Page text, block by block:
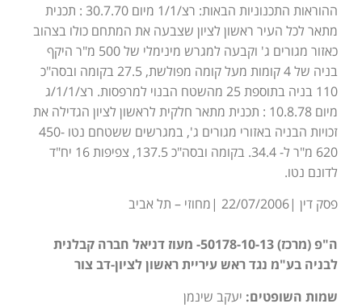
ההוראות התכנוניות הבאות: רצ/1/1 מיום 30.7.70 : תכנית
מתאר לכל העיר ראשון לציון שצבעה את המתחם כולו בצהוב
כאזור מגורים ג' וקבעה למגרש מינימלי של 500 מ"ר היקף
בניה של 4 קומות מעל קומה מפולשת, 27.5 בקומה ובסה"כ
110 בניה בתוספת 25 מהשטח הבנוי למרפסות. רצ/1/1/ג
מיום 10.8.78 : תכנית מתאר חלקית לראשון לציון הגדילה את
זכויות הבניה באזורי מגורים ג', במגרשים ששטחם נטו 450-
620 מ"ר ל- 34.4. בקומה ובסה"כ 137.5, צפיפות 16 יח"ד
לדונם נטו.
פסק דין |22/07/2006 |מחוזי – תל אביב
ה"פ (מרכז) 50178-10-13- מעוז דניאל חברה קבלנית
לבניה בע"מ נגד ראש עיריית ראשון לציון-דב צור
שמות השופטים: יעקב שינמן